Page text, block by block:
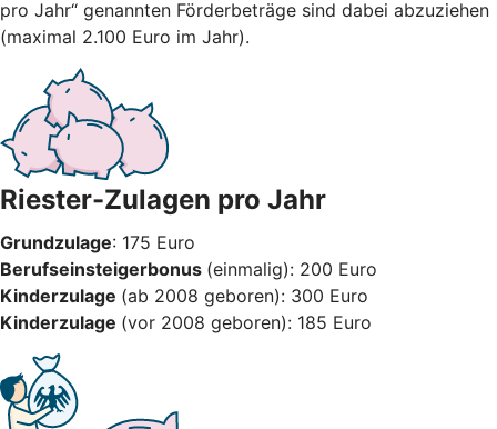
pro Jahr“ genannten Förderbeträge sind dabei abzuziehen
(maximal 2.100 Euro im Jahr).
Riester-Zulagen pro Jahr
Grundzulage: 175 Euro
Berufseinsteigerbonus (einmalig): 200 Euro
Kinderzulage (ab 2008 geboren): 300 Euro
Kinderzulage (vor 2008 geboren): 185 Euro